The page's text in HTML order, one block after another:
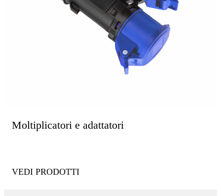
Moltiplicatori e adattatori
VEDI PRODOTTI